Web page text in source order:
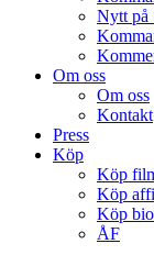
Nytt på
Om oss
Om oss
Kontakt
Press
Köp
Köp
Köp
Köp
ÅF